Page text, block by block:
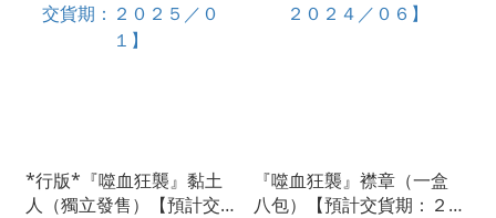
*行版*『噬血狂襲』黏土
人（獨立發售）【預計交
『噬血狂襲』襟章（一盒
八包）【預計交貨期：２